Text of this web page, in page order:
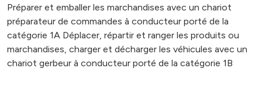
Préparer et emballer les marchandises avec un chariot
préparateur de commandes à conducteur porté de la
catégorie 1A Déplacer, répartir et ranger les produits ou
marchandises, charger et décharger les véhicules avec un
chariot gerbeur à conducteur porté de la catégorie 1B